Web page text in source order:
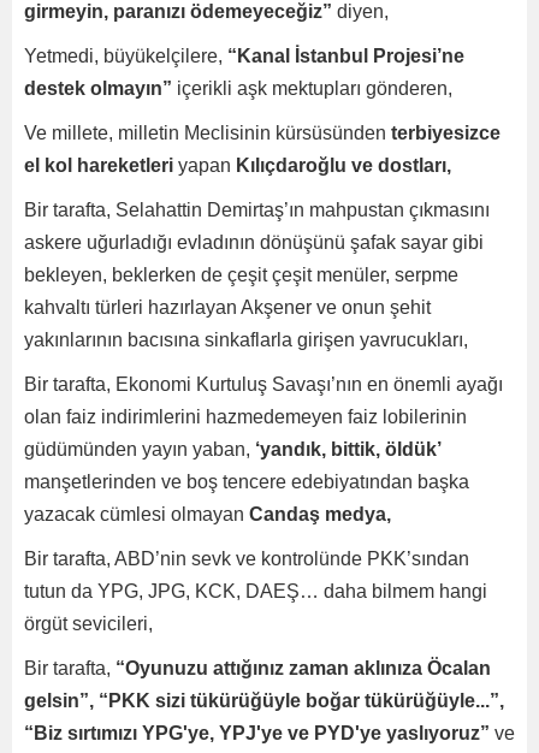
girmeyin, paranızı ödemeyeceğiz” diyen,
Yetmedi, büyükelçilere, “Kanal İstanbul Projesi’ne
destek olmayın” içerikli aşk mektupları gönderen,
Ve millete, milletin Meclisinin kürsüsünden terbiyesizce
el kol hareketleri yapan Kılıçdaroğlu ve dostları,
Bir tarafta, Selahattin Demirtaş’ın mahpustan çıkmasını
askere uğurladığı evladının dönüşünü şafak sayar gibi
bekleyen, beklerken de çeşit çeşit menüler, serpme
kahvaltı türleri hazırlayan Akşener ve onun şehit
yakınlarının bacısına sinkaflarla girişen yavrucukları,
Bir tarafta, Ekonomi Kurtuluş Savaşı’nın en önemli ayağı
olan faiz indirimlerini hazmedemeyen faiz lobilerinin
güdümünden yayın yaban, ‘yandık, bittik, öldük’
manşetlerinden ve boş tencere edebiyatından başka
yazacak cümlesi olmayan Candaş medya,
Bir tarafta, ABD’nin sevk ve kontrolünde PKK’sından
tutun da YPG, JPG, KCK, DAEŞ… daha bilmem hangi
örgüt sevicileri,
Bir tarafta, “Oyunuzu attığınız zaman aklınıza Öcalan
gelsin”, “PKK sizi tükürüğüyle boğar tükürüğüyle...”,
“Biz sırtımızı YPG'ye, YPJ'ye ve PYD'ye yaslıyoruz” ve